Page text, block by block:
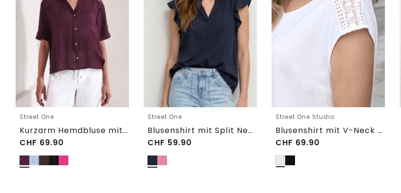
Street One
Kurzarm Hemdbluse mit Turn-Up-Details
CHF 69.90
Street One
Blusenshirt mit Split Neck und Volant-Ärmeln
CHF 59.90
Street One Studio
Blusenshirt mit V-Neck und Spitze
CHF 69.90